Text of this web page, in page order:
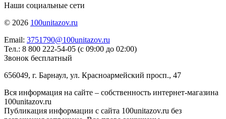
Наши социальные сети
© 2026 100unitazov.ru
Email: 3751790@100unitazov.ru
Тел.: 8 800 222-54-05 (с 09:00 до 02:00)
Звонок бесплатный
656049, г. Барнаул, ул. Красноармейский просп., 47
Вся информация на сайте – собственность интернет-магазина
100unitazov.ru
Публикация информации с сайта 100unitazov.ru без